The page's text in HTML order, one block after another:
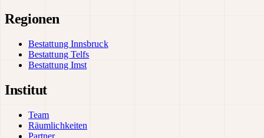
Regionen
Bestattung Innsbruck
Bestattung Telfs
Bestattung Imst
Institut
Team
Räumlichkeiten
Partner